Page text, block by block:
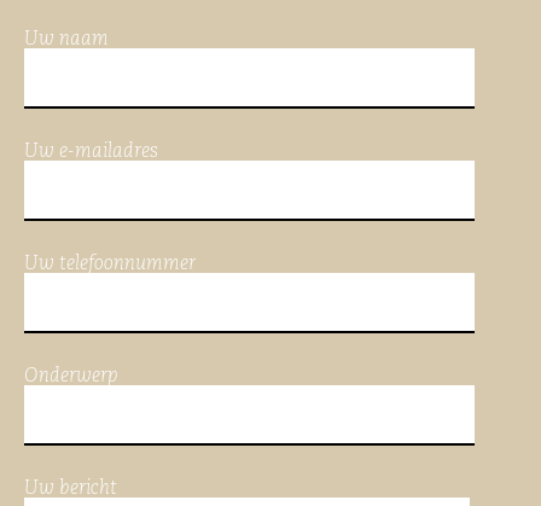
Uw naam
Uw e-mailadres
Uw telefoonnummer
Onderwerp
Uw bericht